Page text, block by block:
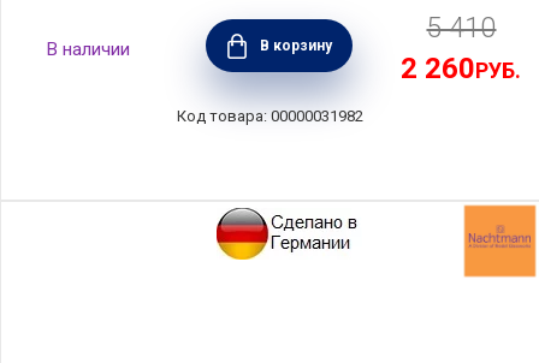
В корзину
5 410
2 260РУБ.
00000031982